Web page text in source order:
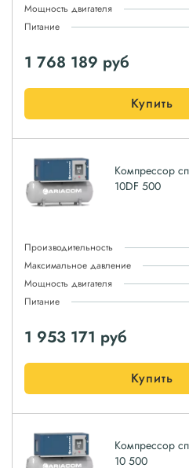
Мощность двигателя
Питание
1 768 189 руб
Купить
Компрессор
10DF 500
Производительность
Максимальное давление
Мощность двигателя
Питание
1 953 171 руб
Купить
Компрессор
10 500